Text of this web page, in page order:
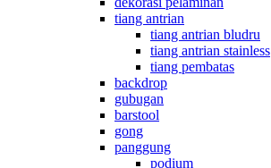
tiang antrian
tiang antrian bludru
tiang antrian stainless
tiang pembatas
backdrop
gubugan
barstool
gong
panggung
podium